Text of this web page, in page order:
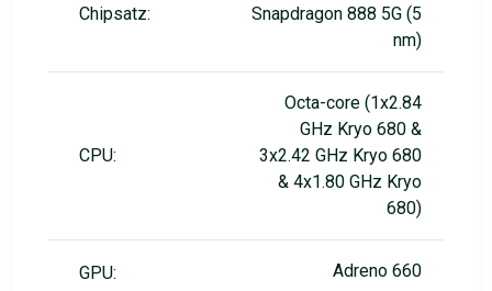
Chipsatz:
Snapdragon 888 5G (5
nm)
CPU:
Octa-core (1x2.84
GHz Kryo 680 &
3x2.42 GHz Kryo 680
& 4x1.80 GHz Kryo
680)
GPU: Adreno 660